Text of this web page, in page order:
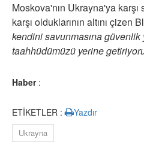
Moskova'nın Ukrayna'ya karşı
karşı olduklarının altını çizen
kendini savunmasına güvenlik
taahhüdümüzü yerine
Haber:
ETİKETLER : Yazdır
Ukrayna